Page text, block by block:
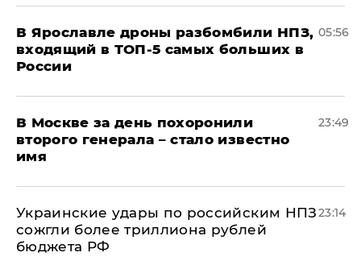
В Ярославле дроны разбомбили НПЗ,
входящий в ТОП-5 самых больших в
России
05:56
В Москве за день похоронили
второго генерала – стало известно
имя
23:49
Украинские удары по российским НПЗ
сожгли более триллиона рублей
бюджета РФ
23:14